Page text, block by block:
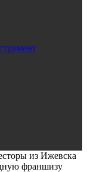
из Ижевска
франшизу